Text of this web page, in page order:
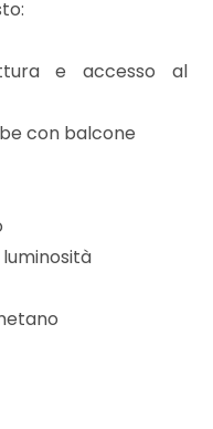
e accesso al
con balcone